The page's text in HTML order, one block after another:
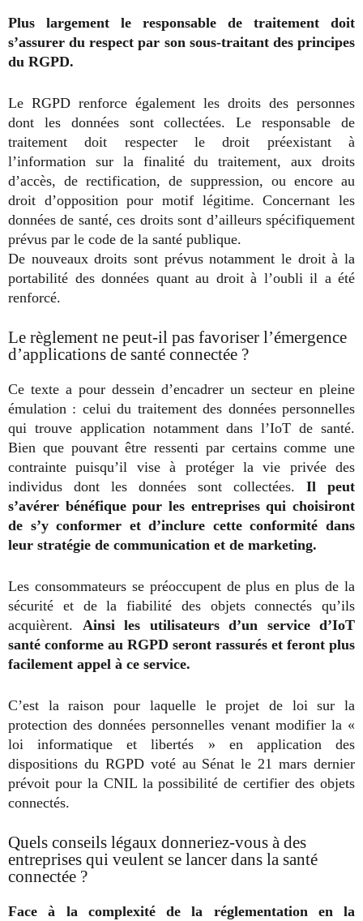
Plus largement le responsable de traitement doit
s’assurer du respect par son sous-traitant des principes
du RGPD.
Le RGPD renforce également les droits des personnes
dont les données sont collectées. Le responsable de
traitement doit respecter le droit préexistant à
l’information sur la finalité du traitement, aux droits
d’accès, de rectification, de suppression, ou encore au
droit d’opposition pour motif légitime. Concernant les
données de santé, ces droits sont d’ailleurs spécifiquement
prévus par le code de la santé publique.
De nouveaux droits sont prévus notamment le droit à la
portabilité des données quant au droit à l’oubli il a été
renforcé.
Le règlement ne peut-il pas favoriser l’émergence
d’applications de santé connectée ?
Ce texte a pour dessein d’encadrer un secteur en pleine
émulation : celui du traitement des données personnelles
qui trouve application notamment dans l’IoT de santé.
Bien que pouvant être ressenti par certains comme une
contrainte puisqu’il vise à protéger la vie privée des
individus dont les données sont collectées. Il peut
s’avérer bénéfique pour les entreprises qui choisiront
de s’y conformer et d’inclure cette conformité dans
leur stratégie de communication et de marketing.
Les consommateurs se préoccupent de plus en plus de la
sécurité et de la fiabilité des objets connectés qu’ils
acquièrent. Ainsi les utilisateurs d’un service d’IoT
santé conforme au RGPD seront rassurés et feront plus
facilement appel à ce service.
C’est la raison pour laquelle le projet de loi sur la
protection des données personnelles venant modifier la «
loi informatique et libertés » en application des
dispositions du RGPD voté au Sénat le 21 mars dernier
prévoit pour la CNIL la possibilité de certifier des objets
connectés.
Quels conseils légaux donneriez-vous à des
entreprises qui veulent se lancer dans la santé
connectée ?
Face à la complexité de la réglementation en la